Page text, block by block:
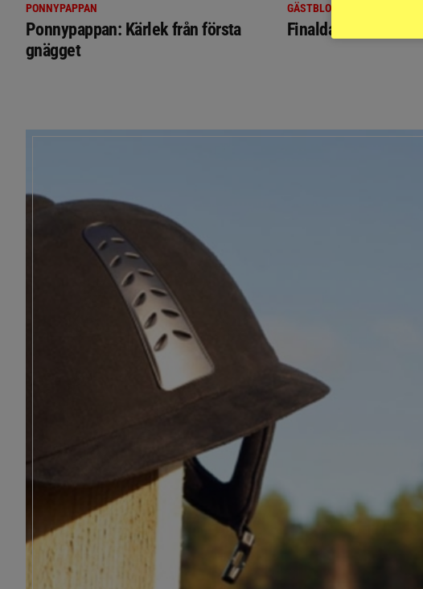
PONNYPAPPAN
Ponnypappan: Kärlek från första
gnägget
GÄSTBLOGGEN
Finaldag med